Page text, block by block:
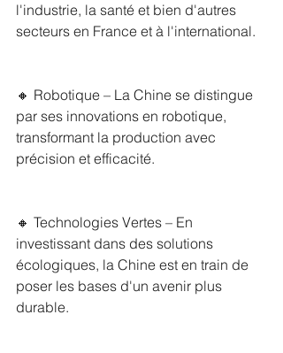
l'industrie, la santé et bien d'autres
secteurs en France et à l'international.
🔸 Robotique – La Chine se distingue
par ses innovations en robotique,
transformant la production avec
précision et efficacité.
🔸 Technologies Vertes – En
investissant dans des solutions
écologiques, la Chine est en train de
poser les bases d'un avenir plus
durable.